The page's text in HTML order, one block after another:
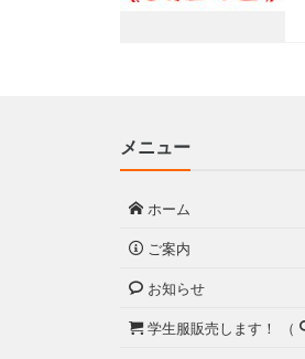
メニュー
ホーム
ご案内
お知らせ
学生服販売します！ （